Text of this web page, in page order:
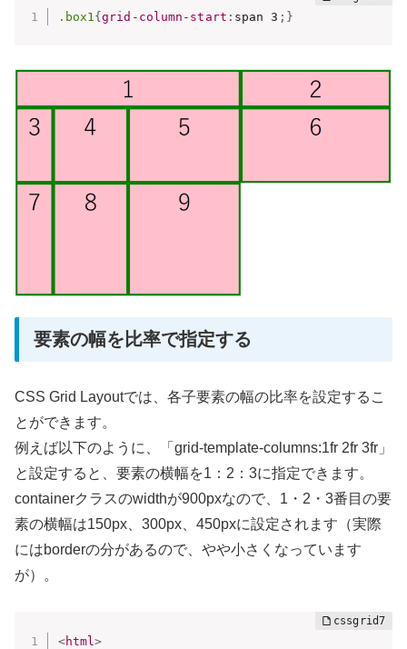
.box1 {grid-column-start : span 3 ; }
要素の幅を比率で指定する
CSS Grid Layoutでは、各子要素の幅の比率を設定するこ
とができます。
例えば以下のように、「grid-template-columns:1fr 2fr 3fr」
と設定すると、要素の横幅を1：2：3に指定できます。
containerクラスのwidthが900pxなので、1・2・3番目の要
素の横幅は150px、300px、450pxに設定されます（実際
にはborderの分があるので、やや小さくなっています
が）。
<html>